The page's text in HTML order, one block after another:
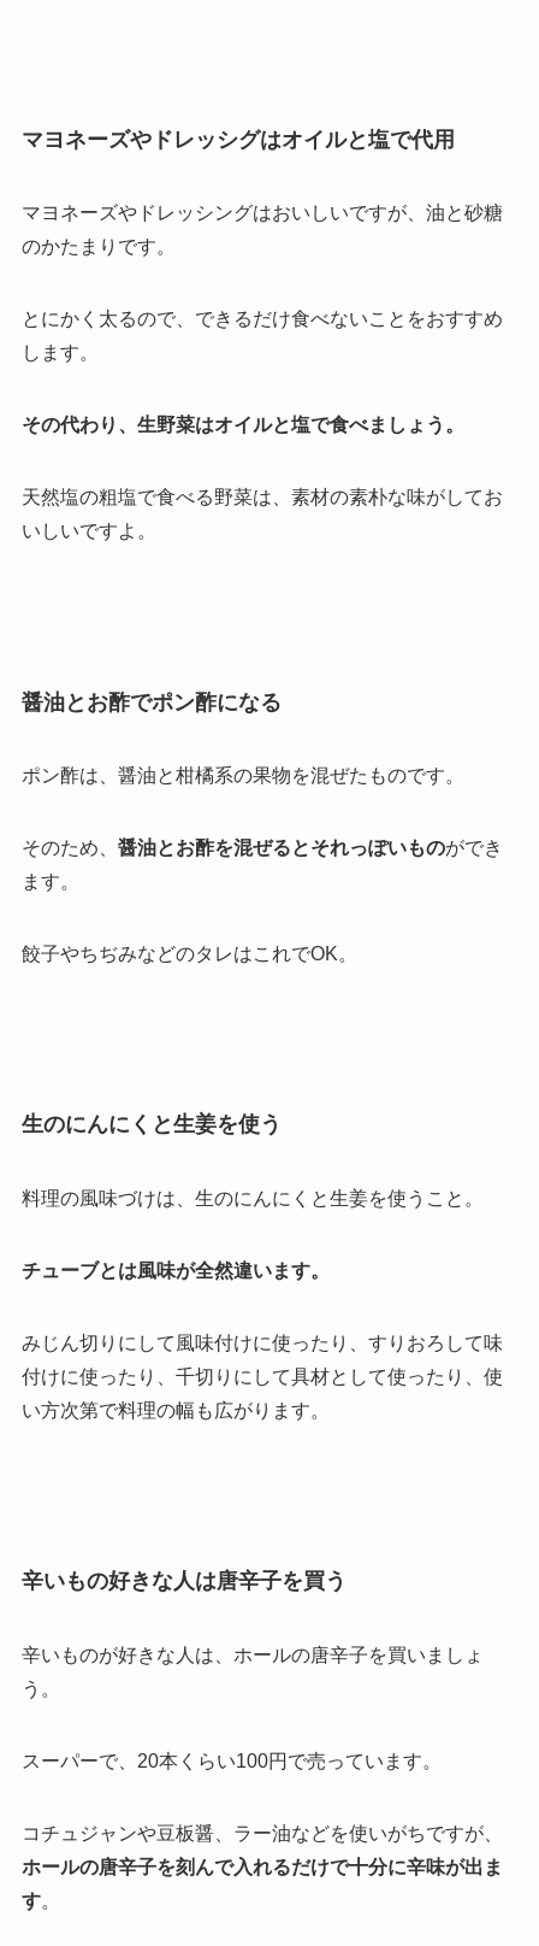
マヨネーズやドレッシグはオイルと塩で代用
マヨネーズやドレッシングはおいしいですが、油と砂糖
のかたまりです。
とにかく太るので、できるだけ食べないことをおすすめ
します。
その代わり、生野菜はオイルと塩で食べましょう。
天然塩の粗塩で食べる野菜は、素材の素朴な味がしてお
いしいですよ。
醤油とお酢でポン酢になる
ポン酢は、醤油と柑橘系の果物を混ぜたものです。
そのため、 醤油とお酢を混ぜるとそれっぽいものができ
ます。
餃子やちぢみなどのタレはこれでOK。
生のにんにくと生姜を使う
料理の風味づけは、生のにんにくと生姜を使うこと。
チューブとは風味が全然違います。
みじん切りにして風味付けに使ったり、すりおろして味
付けに使ったり、千切りにして具材として使ったり、使
い方次第で料理の幅も広がります。
辛いもの好きな人は唐辛子を買う
辛いものが好きな人は、ホールの唐辛子を買いましょ
う。
スーパーで、20本くらい100円で売っています。
コチュジャンや豆板醤、ラー油などを使いがちですが、
ホールの唐辛子を刻んで入れるだけで十分に辛味が出ま
す。